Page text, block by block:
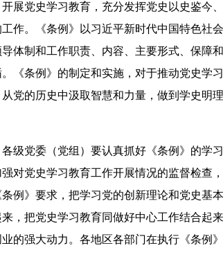
党史学习教育，充分发挥党史以史鉴今
作。《条例》以习近平新时代中国特色社
体制和工作职责、内容、主要形式、保障
《条例》的制定和实施，对于推动党史学
党的历史中汲取智慧和力量，做到学史明
党委（党组）要认真抓好《条例》的学
对党史学习教育工作开展情况的监督检查
例》要求，把学习党的创新理论和党史基
，把党史学习教育同做好中心工作结合起
的强大动力。各地区各部门在执行《条例